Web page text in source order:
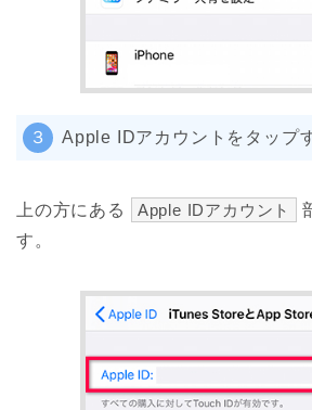
３ Apple IDアカウントをタップ
上の方にある Apple IDアカウント
す。